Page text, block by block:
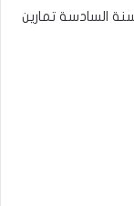
السادسة تمارين